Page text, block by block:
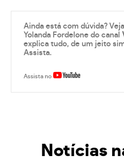
Ainda está com dúvida?
Yolanda Fordelone do canal
explica tudo, de um jeito
Assista.
Assista no
Notícias